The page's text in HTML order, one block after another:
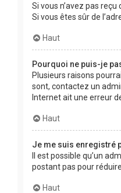
Si vous n’avez pas
Si vous êtes sûr de
Haut
Pourquoi ne puis-je
Plusieurs raisons
sont, contactez un
Internet ait une erreur
Haut
Je me suis enregistré
Il est possible qu’un
postant pas pour
Haut